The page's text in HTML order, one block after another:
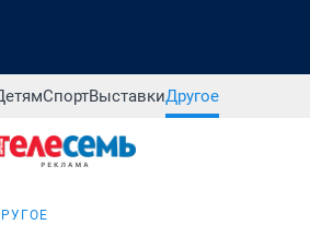
СпортВыставкиДругое